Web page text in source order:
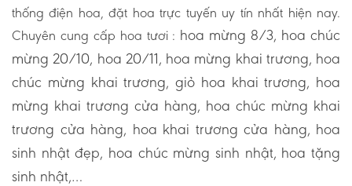
thống điện hoa, đặt hoa trực tuyến uy tín nhất hiện nay.
Chuyên cung cấp hoa tươi : hoa mừng 8/3, hoa chúc
mừng 20/10, hoa 20/11, hoa mừng khai trương, hoa
chúc mừng khai trương, giỏ hoa khai trương, hoa
mừng khai trương cửa hàng, hoa chúc mừng khai
trương cửa hàng, hoa khai trương cửa hàng, hoa
sinh nhật đẹp, hoa chúc mừng sinh nhật, hoa tặng
sinh nhật,…